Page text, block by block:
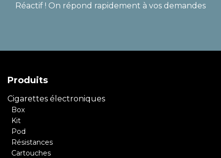
Réactif ! On répond rapidement à vos demandes
Produits
Cigarettes électroniques
Box
Kit
Pod
Résistances
Cartouches